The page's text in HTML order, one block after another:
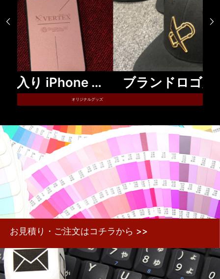
ブランドロゴ入り デザインキャップ
 
お見積り・ご注文はコチラから >>